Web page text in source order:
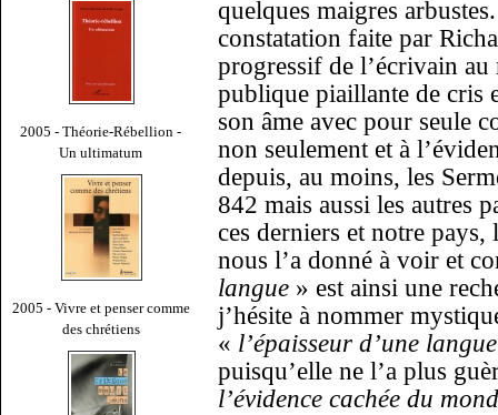
2005 - Théorie-Rébellion -
Un ultimatum
2005 - Vivre et penser comme
des chrétiens
quelques maigres
constatation faite par
progressif de l’écrivain
publique piaillante de cris
son âme avec pour seule
non seulement et à
depuis, au moins, les
842 mais aussi les autres
ces derniers et notre
nous l’a donné à voir et
langue » est ainsi une
j’hésite à nommer
« l’épaisseur d’une langue
puisqu’elle ne l’a plus
l’évidence cachée du